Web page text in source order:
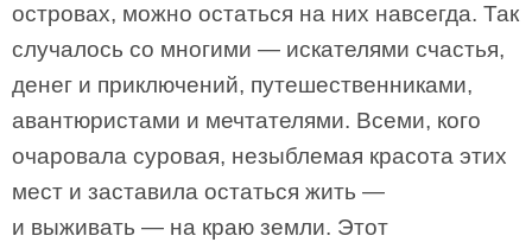
островах, можно остаться на них навсегда. Так
случалось со многими — искателями счастья,
денег и приключений, путешественниками,
авантюристами и мечтателями. Всеми, кого
очаровала суровая, незыблемая красота этих
мест и заставила остаться жить —
и выживать — на краю земли. Этот